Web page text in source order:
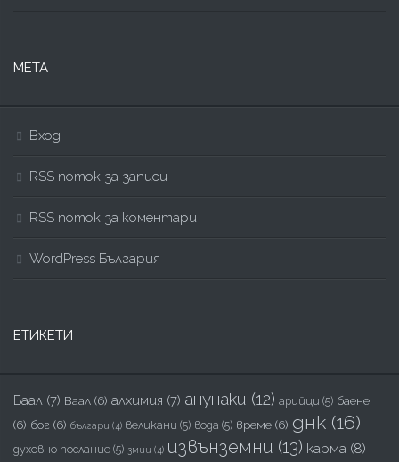
МЕТА
Вход
RSS поток за записи
RSS поток за коментари
WordPress България
ЕТИКЕТИ
Баал (7) Ваал (6) алхимия (7) анунаки (12) арийци (5) баене
(6) бог (6) българи (4) великани (5) вода (5) време (6) днк (16)
духовно послание (5) змии (4) извънземни (13) карма (8)